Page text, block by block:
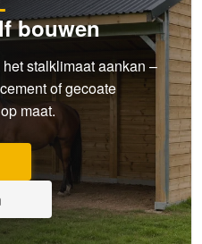
bouwen
stalklimaat aankan –
of gecoate
maat.